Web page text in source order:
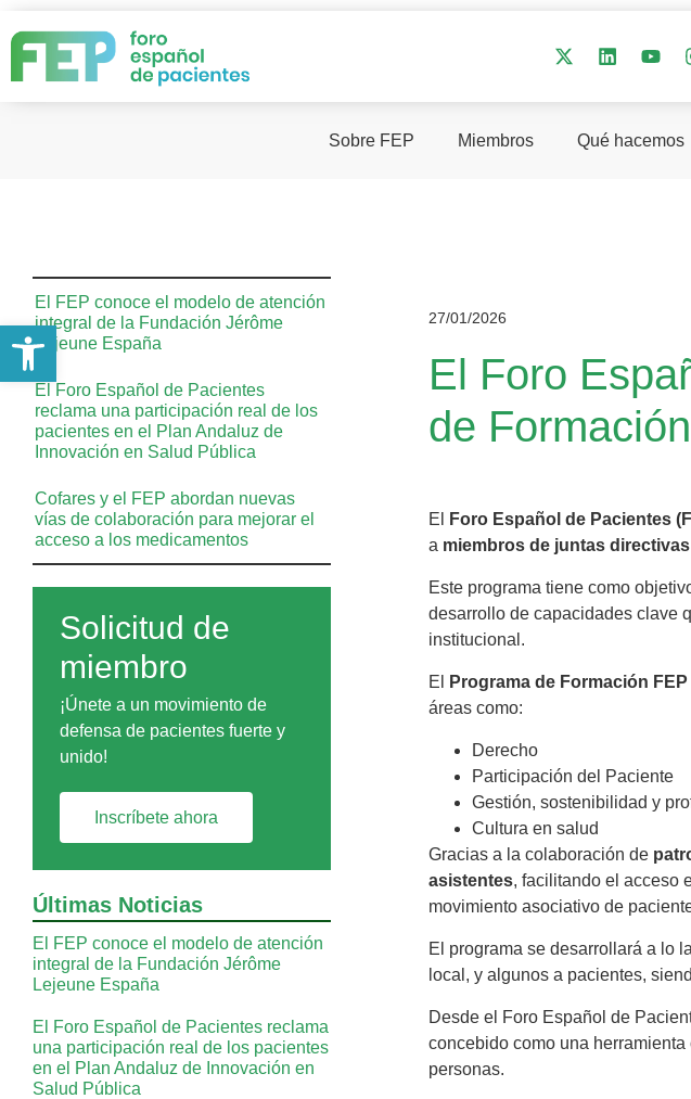
Sobre FEP Miembros Qué hacemos
El FEP conoce el modelo de atención
integral de la Fundación Jérôme
Lejeune España
El Foro Español de Pacientes
reclama una participación real de los
pacientes en el Plan Andaluz de
Innovación en Salud Pública
Cofares y el FEP abordan nuevas
vías de colaboración para mejorar el
acceso a los medicamentos
Solicitud de
miembro
¡Únete a un movimiento de
defensa de pacientes fuerte y
unido!
Inscríbete ahora
Últimas Noticias
El FEP conoce el modelo de atención
integral de la Fundación Jérôme
Lejeune España
El Foro Español de Pacientes reclama
una participación real de los pacientes
en el Plan Andaluz de Innovación en
Salud Pública
27/01/2026
El Foro
de
El Foro Español de Pacientes
a miembros de juntas
Este programa tiene como
desarrollo de capacidades clave
institucional.
El Programa de Formación FEP
áreas como:
Derecho
Participación del Paciente
Gestión, sostenibilidad y
Cultura en salud
Gracias a la colaboración de
asistentes, facilitando el acceso
movimiento asociativo de
El programa se desarrollará a lo
local, y algunos a pacientes,
Desde el Foro Español de
concebido como una
personas.
Abrir barra de herramientas